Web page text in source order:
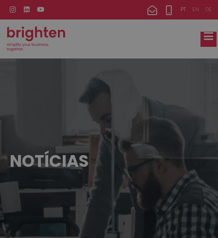
PT EN DE
NOTÍCIAS